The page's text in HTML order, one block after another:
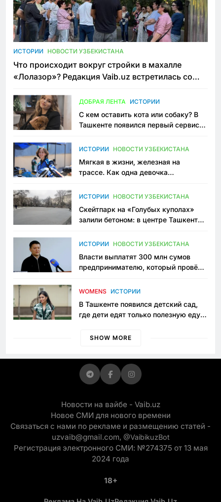
ИСТОРИИ НОВОСТИ УЗБЕКИСТАНА
Что происходит вокруг стройки в махалле
«Лолазор»? Редакция Vaib.uz встретилась со
ДОБРАЯ ЛЕНТА ИСТОРИИ
С кем оставить кота или собаку? В
Ташкенте появился первый сервис
ИСТОРИИ НОВОСТИ УЗБЕКИСТАНА
Мягкая в жизни, железная на
трассе. Как одна девочка
Узбекистане
ИСТОРИИ НОВОСТИ УЗБЕКИСТАНА
Скейтпарк на «Голубых куполах»
залили бетоном: в центре Ташкента
пространство
ИСТОРИИ НОВОСТИ УЗБЕКИСТАНА
Власти выплатят 300 млн сумов
предпринимателю, который провёл
приговору
WOMENS ИСТОРИИ
В Ташкенте появился детский сад,
где дети едят только полезную еду.
просить «кашу без сахара»
SHOW MORE
Новости на вайбе - Vaib.uz
Новое СМИ для нового времени
Связаться с нами по рекламе и размещению статей -
uzvaib@gmail.com, @VaibikuzBot
Регистрация электронного СМИ: №274375 от 13 мая
2024 года
18+